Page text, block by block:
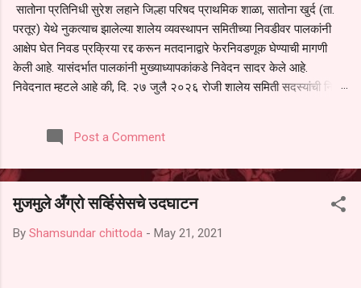
सातोना प्रतिनिधी सुरेश लहाने जिल्हा परिषद प्राथमिक शाळा, सातोना खुर्द (ता.
परतूर) येथे नुकत्याच झालेल्या शालेय व्यवस्थापन समितीच्या निवडीवर पालकांनी
आक्षेप घेत निवड प्रक्रिया रद्द करून मतदानाद्वारे फेरनिवडणूक घेण्याची मागणी
केली आहे. यासंदर्भात पालकांनी मुख्याध्यापकांकडे निवेदन सादर केले आहे.
निवेदनात म्हटले आहे की, दि. २७ जुलै २०२६ रोजी शालेय समिती सदस्यांची निवड
पालकांना देण्यात आली नसल्याने मोठ्या संख्येने पालक बैठकीस उपस्थित राहू शकले
नाहीत. तसेच सर्व पालकांना विश्वासात न घेता निवड प्रक्रिया पूर्ण करण्यात
करण्यात यावी आणि सर्व पालकांच्या उपस्थितीत मतदान पद्धतीने शालेय समितीची
फेरनिवडणूक घेण्यात यावी, अशी मागणी पालकांनी केली आहे. या निवेदनाच्या प्रती
परतूर यांनाही पाठविण्यात आल्या असून प्रशासन याबाबत काय निर्णय घेते, याकडे
Post a Comment
मुजमुले अँग्रो सर्व्हिसेसचे उदघाटन
By Shamsundar chittoda - May 21, 2021